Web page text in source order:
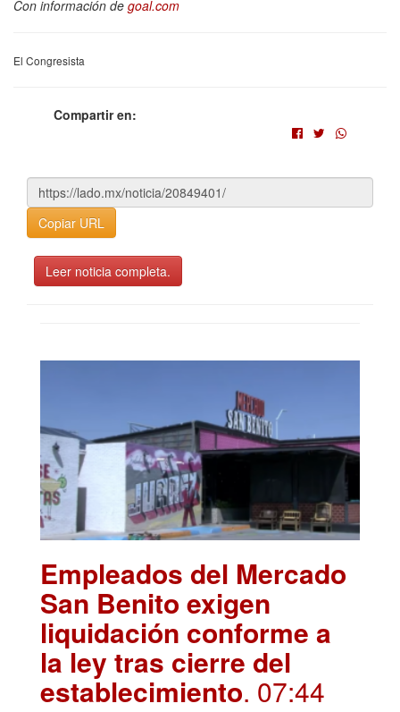
Con información de goal.com
El Congresista
Compartir en:
Copiar URL
Leer noticia completa.
Empleados del Mercado
San Benito exigen
liquidación conforme a
la ley tras cierre del
establecimiento. 07:44